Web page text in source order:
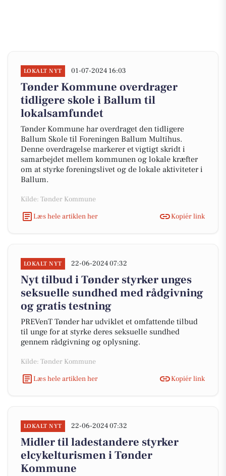
LOKALT NYT 01-07-2024 16:03
Tønder Kommune overdrager
tidligere skole i Ballum til
lokalsamfundet
Tønder Kommune har overdraget den tidligere
Ballum Skole til Foreningen Ballum Multihus.
Denne overdragelse markerer et vigtigt skridt i
samarbejdet mellem kommunen og lokale kræfter
om at styrke foreningslivet og de lokale aktiviteter i
Ballum.
Kilde: Tønder Kommune
Læs hele artiklen her
Kopiér link
LOKALT NYT 22-06-2024 07:32
Nyt tilbud i Tønder styrker unges
seksuelle sundhed med rådgivning
og gratis testning
PREVenT Tønder har udviklet et omfattende tilbud
til unge for at styrke deres seksuelle sundhed
gennem rådgivning og oplysning.
Kilde: Tønder Kommune
Læs hele artiklen her
Kopiér link
LOKALT NYT 22-06-2024 07:32
Midler til ladestandere styrker
elcykelturismen i Tønder
Kommune